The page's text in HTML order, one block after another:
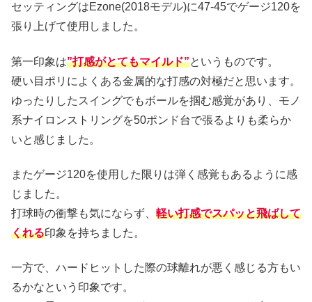
セッティングはEzone(2018モデル)に47-45でゲージ120を
張り上げて使用しました。
第一印象は”打感がとてもマイルド”というものです。
硬い目ポリによくある金属的な打感の対極だと思います。
ゆったりしたスイングでもボールを掴む感覚があり、モノ
系ナイロンストリングを50ポンド台で張るよりも柔らか
いと感じました。
またゲージ120を使用した限りは弾く感覚もあるように感
じました。
打球時の衝撃も気にならず、 軽い打感でスパッと飛ばして
くれる印象を持ちました。
一方で、ハードヒットした際の球離れが悪く感じる方もい
るかなという印象です。